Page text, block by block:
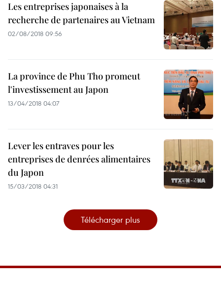
Les entreprises japonaises à la
recherche de partenaires au Vietnam
02/08/2018 09:56
La province de Phu Tho promeut
l'investissement au Japon
13/04/2018 04:07
Lever les entraves pour les
entreprises de denrées alimentaires
du Japon
15/03/2018 04:31
Télécharger plus